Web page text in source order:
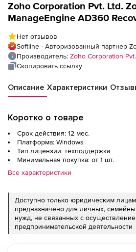
Zoho Corporation Pvt. Ltd.
ManageEngine AD360
Perpetual Model Annual),
of 500 Exchange / Office
Нет отзывов
Softline - Авторизованный партнер
Производитель: Zoho Corporation
Скопировать ссылку
Описание Характеристики
Коротко о товаре
Срок действия: 12 мес.
Платформа: Windows
Тип лицензии: техподдержка
Минимальная покупка: от 1 шт.
Все характеристики
Доступно только юридическим
предназначено для личных,
нужд, не связанных с
предпринимательской деятельности